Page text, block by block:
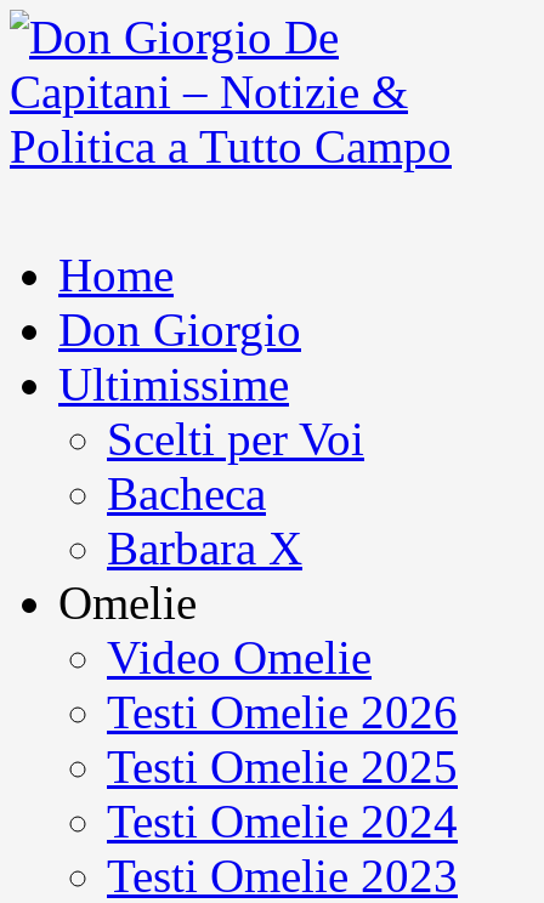
Home
Don Giorgio
Ultimissime
Scelti per Voi
Bacheca
Barbara X
Omelie
Video Omelie
Testi Omelie 2026
Testi Omelie 2025
Testi Omelie 2024
Testi Omelie 2023